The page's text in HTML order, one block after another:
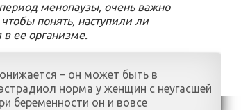
менопаузы, очень важно
понять, наступили ли
ее организме.
– он может быть в
норма у женщин с неугасшей
беременности он и вовсе